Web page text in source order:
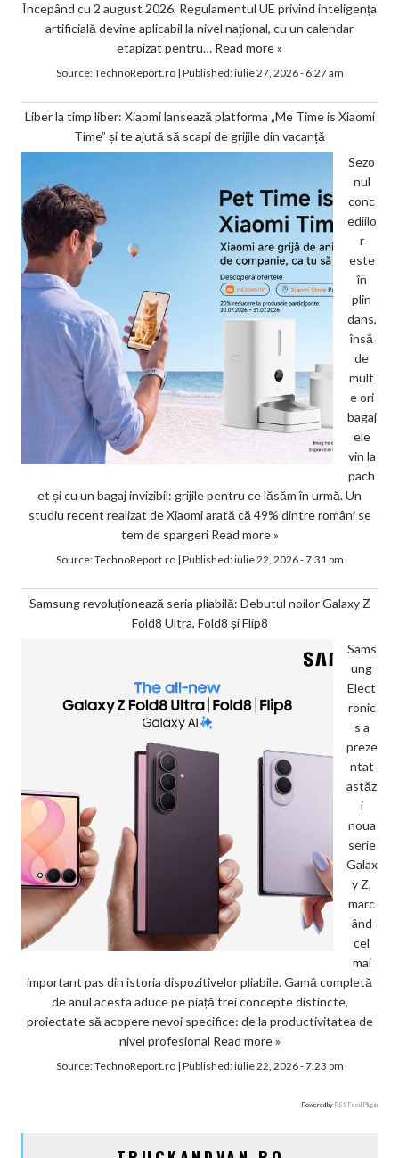
Începând cu 2 august 2026, Regulamentul UE privind inteligența
artificială devine aplicabil la nivel național, cu un calendar
etapizat pentru… Read more »
Source:TechnoReport.ro| Published:iulie 27, 2026 - 6:27 am
Liber la timp liber: Xiaomi lansează platforma „Me Time is Xiaomi
Time” și te ajută să scapi de grijile din vacanță
Sezo
nul
conc
ediilo
r
este
în
plin
dans,
însă
de
mult
e ori
bagaj
ele
vin la
pach
et și cu un bagaj invizibil: grijile pentru ce lăsăm în urmă. Un
studiu recent realizat de Xiaomi arată că 49% dintre români se
tem de spargeri Read more »
Source:TechnoReport.ro| Published:iulie 22, 2026 - 7:31 pm
Samsung revoluționează seria pliabilă: Debutul noilor Galaxy Z
Fold8 Ultra, Fold8 și Flip8
Sams
ung
Elect
ronic
s a
preze
ntat
astăz
i
noua
serie
Galax
y Z,
marc
ând
cel
mai
important pas din istoria dispozitivelor pliabile. Gamă completă
de anul acesta aduce pe piață trei concepte distincte,
proiectate să acopere nevoi specifice: de la productivitatea de
nivel profesional Read more »
Source:TechnoReport.ro| Published:iulie 22, 2026 - 7:23 pm
Powered by RSS Feed Plugin